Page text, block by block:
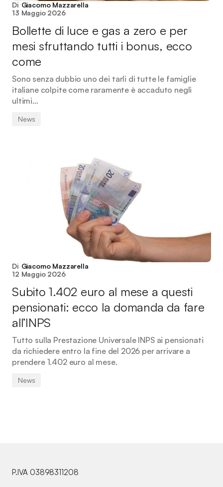
Di Giacomo Mazzarella
13 Maggio 2026
Bollette di luce e gas a zero e per
mesi sfruttando tutti i bonus, ecco
come
Sono senza dubbio uno dei tarli di tutte le famiglie
italiane colpite come raramente è accaduto negli
ultimi…
News
Di Giacomo Mazzarella
12 Maggio 2026
Subito 1.402 euro al mese a questi
pensionati: ecco la domanda da fare
all’INPS
Tutto sulla Prestazione Universale INPS ai pensionati
da richiedere entro la fine del 2026 per arrivare a
prendere 1.402 euro al mese.
News
P.IVA 03898311208